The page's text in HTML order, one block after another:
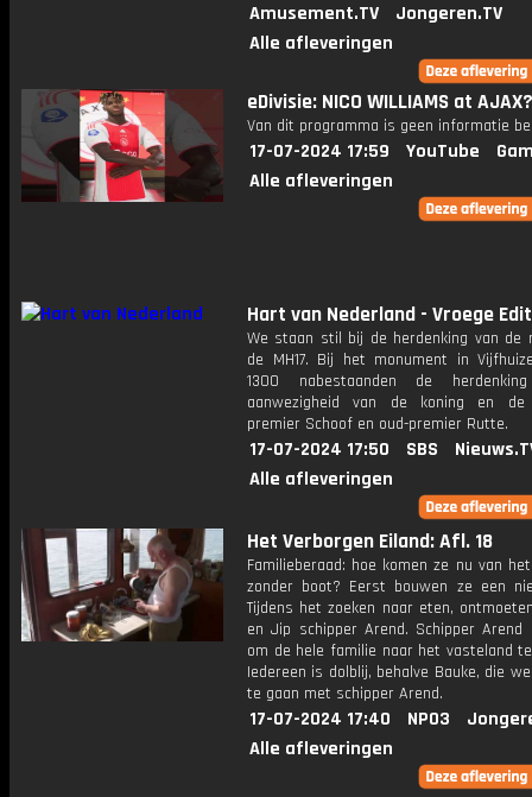
Amusement.TV
Jongeren.TV
Alle afleveringen
eDivisie: NICO WILLIAMS at
Van dit programma is geen informatie
17-07-2024 17:59 YouTube
Alle afleveringen
Hart van Nederland - Vroege
We staan stil bij de herdenking van de
de MH17. Bij het monument in
1300 nabestaanden de
aanwezigheid van de koning en de
premier Schoof en oud-premier Rutte.
17-07-2024 17:50 SBS
Alle afleveringen
Het Verborgen Eiland: Afl. 18
Familieberaad: hoe komen ze nu van
zonder boot? Eerst bouwen ze een
Tijdens het zoeken naar eten,
en Jip schipper Arend. Schipper Arend
om de hele familie naar het vasteland
Iedereen is dolblij, behalve Bauke, die
te gaan met schipper Arend.
17-07-2024 17:40 NPO3
Alle afleveringen